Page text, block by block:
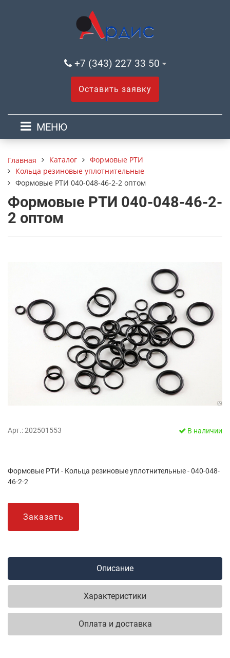
+7 (343) 227 33 50
Оставить заявку
МЕНЮ
Главная Каталог
Формовые РТИ
Кольца резиновые уплотнительные
Формовые РТИ 040-048-46-2-2 оптом
Формовые РТИ 040-048-46-2-
2 оптом
Арт.: 202501553 В наличии
Формовые РТИ - Кольца резиновые уплотнительные - 040-048-
46-2-2
Заказать
Описание
Характеристики
Оплата и доставка